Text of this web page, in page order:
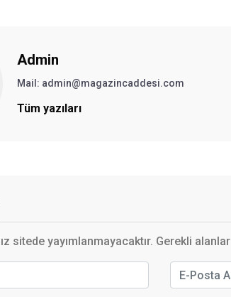
Admin
Mail: admin@magazincaddesi.com
Tüm yazıları
sitede yayımlanmayacaktır. Gerekli alanlar